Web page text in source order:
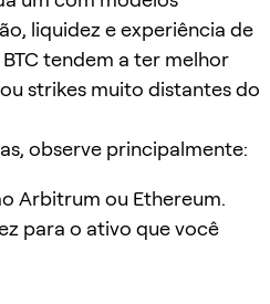
liquidez e experiência de
BTC tendem a ter melhor
strikes muito distantes do
observe principalmente:
Arbitrum ou Ethereum.
para o ativo que você